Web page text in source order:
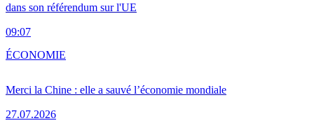
dans son référendum sur l'UE
09:07
Merci la Chine : elle a sauvé l’économie mondiale
27.07.2026
ÉCONOMIE